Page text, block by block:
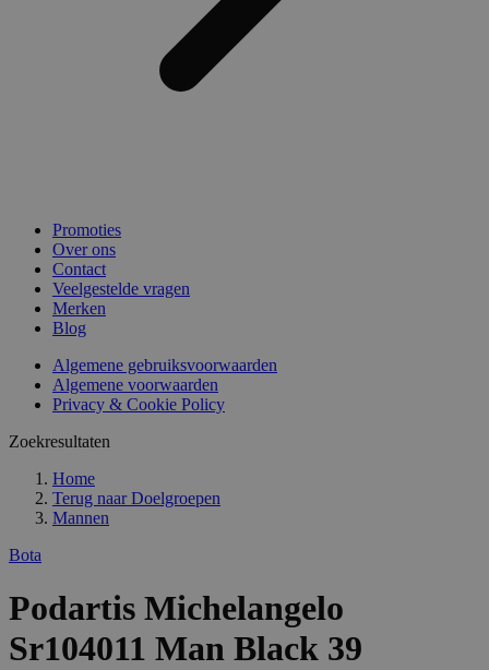
Promoties
Over ons
Contact
Veelgestelde vragen
Merken
Blog
Algemene gebruiksvoorwaarden
Algemene voorwaarden
Privacy & Cookie Policy
Zoekresultaten
Home
Terug naar Doelgroepen
Mannen
Bota
Podartis Michelangelo
Sr104011 Man Black 39